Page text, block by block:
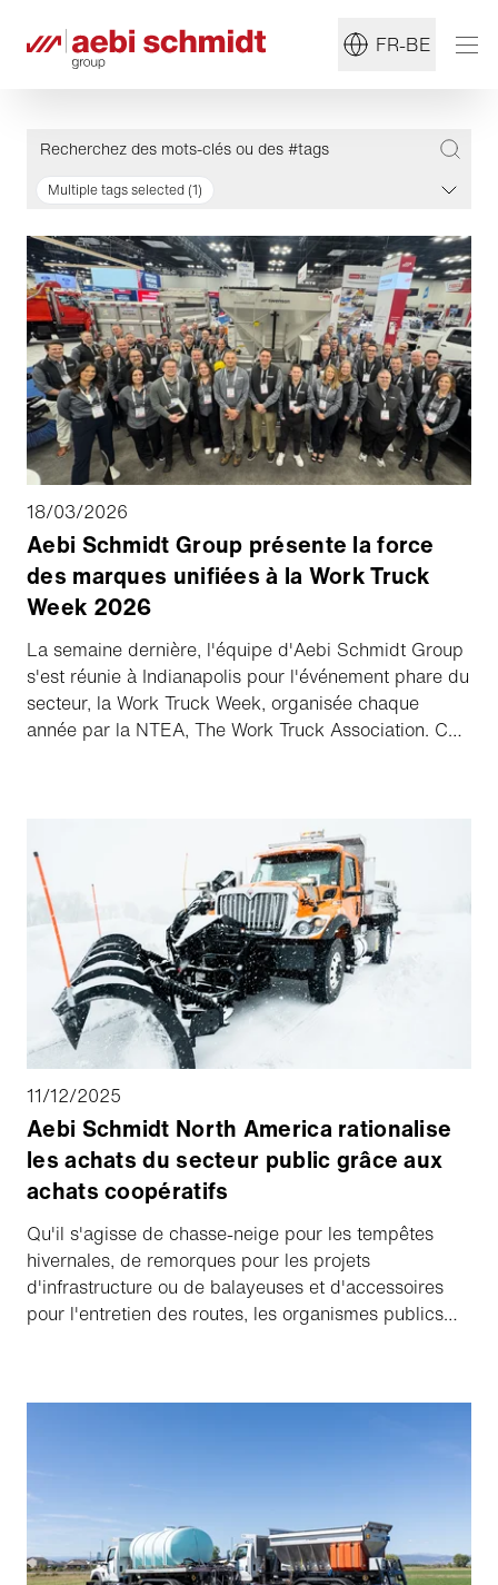
FR-BE
Multiple tags selected (1)
18/03/2026
Aebi Schmidt Group présente la force
des marques unifiées à la Work Truck
Week 2026
La semaine dernière, l'équipe d'Aebi Schmidt Group
s'est réunie à Indianapolis pour l'événement phare du
secteur, la Work Truck Week, organisée chaque
année par la NTEA, The Work Truck Association. Cet
de créer des liens, de partager des idées et
d'explorer les dernières innovations qui façonnent
l'avenir de tout ce qui concerne les équipements de
camions.
11/12/2025
Aebi Schmidt North America rationalise
les achats du secteur public grâce aux
achats coopératifs
Qu'il s'agisse de chasse-neige pour les tempêtes
hivernales, de remorques pour les projets
d'infrastructure ou de balayeuses et d'accessoires
pour l'entretien des routes, les organismes publics